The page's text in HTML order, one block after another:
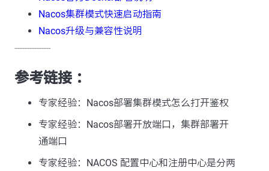
Nacos集群模式快速启动指南
Nacos升级与兼容性说明
---------------
参考链接 ：
专家经验：Nacos部署集群模式怎么打开鉴权
专家经验：Nacos部署开放端口，集群部署开
通端口
专家经验：NACOS 配置中心和注册中心是分两